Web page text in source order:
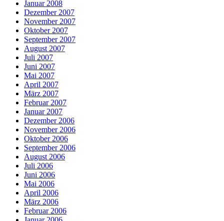
Januar 2008
Dezember 2007
November 2007
Oktober 2007
September 2007
August 2007
Juli 2007
Juni 2007
Mai 2007
April 2007
März 2007
Februar 2007
Januar 2007
Dezember 2006
November 2006
Oktober 2006
September 2006
August 2006
Juli 2006
Juni 2006
Mai 2006
April 2006
März 2006
Februar 2006